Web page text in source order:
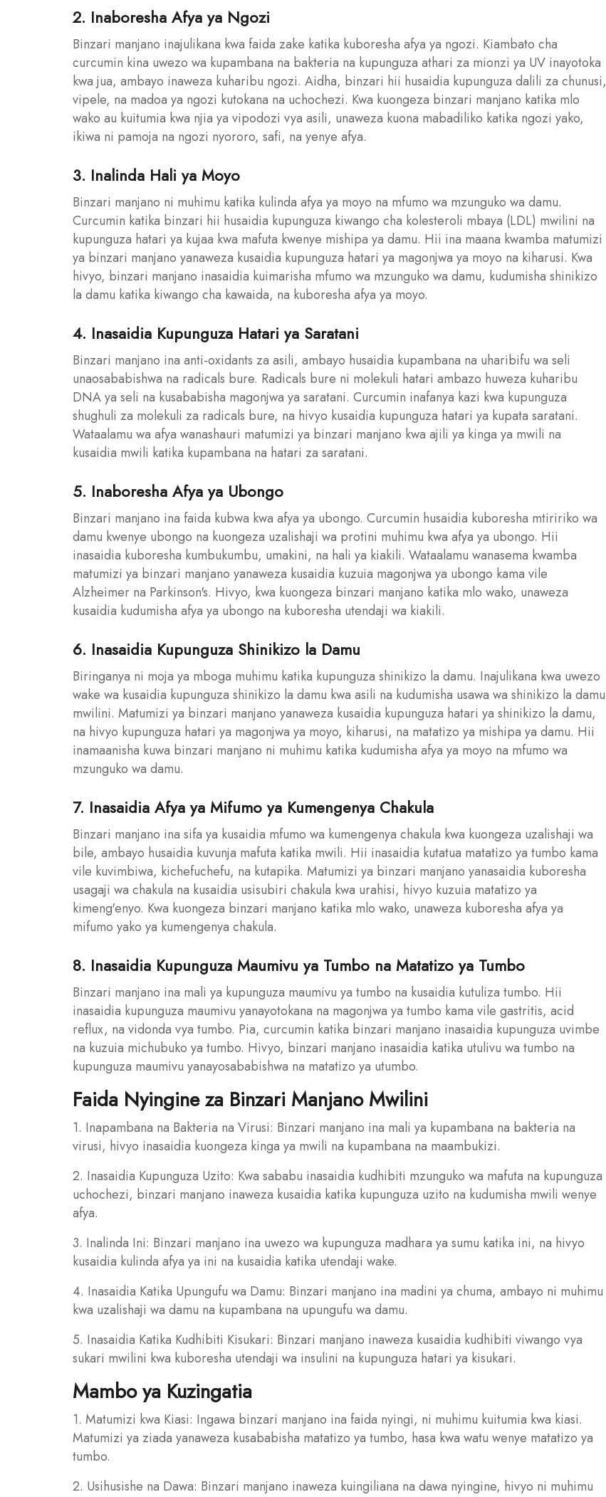
2. Inaboresha Afya ya Ngozi
Binzari manjano inajulikana kwa faida zake katika kuboresha afya ya ngozi. Kiambato cha
curcumin kina uwezo wa kupambana na bakteria na kupunguza athari za mionzi ya UV inayotoka
kwa jua, ambayo inaweza kuharibu ngozi. Aidha, binzari hii husaidia kupunguza dalili za chunusi,
vipele, na madoa ya ngozi kutokana na uchochezi. Kwa kuongeza binzari manjano katika mlo
wako au kuitumia kwa njia ya vipodozi vya asili, unaweza kuona mabadiliko katika ngozi yako,
ikiwa ni pamoja na ngozi nyororo, safi, na yenye afya.
3. Inalinda Hali ya Moyo
Binzari manjano ni muhimu katika kulinda afya ya moyo na mfumo wa mzunguko wa damu.
Curcumin katika binzari hii husaidia kupunguza kiwango cha kolesteroli mbaya (LDL) mwilini na
kupunguza hatari ya kujaa kwa mafuta kwenye mishipa ya damu. Hii ina maana kwamba matumizi
ya binzari manjano yanaweza kusaidia kupunguza hatari ya magonjwa ya moyo na kiharusi. Kwa
hivyo, binzari manjano inasaidia kuimarisha mfumo wa mzunguko wa damu, kudumisha shinikizo
la damu katika kiwango cha kawaida, na kuboresha afya ya moyo.
4. Inasaidia Kupunguza Hatari ya Saratani
Binzari manjano ina anti-oxidants za asili, ambayo husaidia kupambana na uharibifu wa seli
unaosababishwa na radicals bure. Radicals bure ni molekuli hatari ambazo huweza kuharibu
DNA ya seli na kusababisha magonjwa ya saratani. Curcumin inafanya kazi kwa kupunguza
shughuli za molekuli za radicals bure, na hivyo kusaidia kupunguza hatari ya kupata saratani.
Wataalamu wa afya wanashauri matumizi ya binzari manjano kwa ajili ya kinga ya mwili na
kusaidia mwili katika kupambana na hatari za saratani.
5. Inaboresha Afya ya Ubongo
Binzari manjano ina faida kubwa kwa afya ya ubongo. Curcumin husaidia kuboresha mtiririko wa
damu kwenye ubongo na kuongeza uzalishaji wa protini muhimu kwa afya ya ubongo. Hii
inasaidia kuboresha kumbukumbu, umakini, na hali ya kiakili. Wataalamu wanasema kwamba
matumizi ya binzari manjano yanaweza kusaidia kuzuia magonjwa ya ubongo kama vile
Alzheimer na Parkinson's. Hivyo, kwa kuongeza binzari manjano katika mlo wako, unaweza
kusaidia kudumisha afya ya ubongo na kuboresha utendaji wa kiakili.
6. Inasaidia Kupunguza Shinikizo la Damu
Biringanya ni moja ya mboga muhimu katika kupunguza shinikizo la damu. Inajulikana kwa uwezo
wake wa kusaidia kupunguza shinikizo la damu kwa asili na kudumisha usawa wa shinikizo la damu
mwilini. Matumizi ya binzari manjano yanaweza kusaidia kupunguza hatari ya shinikizo la damu,
na hivyo kupunguza hatari ya magonjwa ya moyo, kiharusi, na matatizo ya mishipa ya damu. Hii
inamaanisha kuwa binzari manjano ni muhimu katika kudumisha afya ya moyo na mfumo wa
mzunguko wa damu.
7. Inasaidia Afya ya Mifumo ya Kumengenya Chakula
Binzari manjano ina sifa ya kusaidia mfumo wa kumengenya chakula kwa kuongeza uzalishaji wa
bile, ambayo husaidia kuvunja mafuta katika mwili. Hii inasaidia kutatua matatizo ya tumbo kama
vile kuvimbiwa, kichefuchefu, na kutapika. Matumizi ya binzari manjano yanasaidia kuboresha
usagaji wa chakula na kusaidia usisubiri chakula kwa urahisi, hivyo kuzuia matatizo ya
kimeng'enyo. Kwa kuongeza binzari manjano katika mlo wako, unaweza kuboresha afya ya
mifumo yako ya kumengenya chakula.
8. Inasaidia Kupunguza Maumivu ya Tumbo na Matatizo ya Tumbo
Binzari manjano ina mali ya kupunguza maumivu ya tumbo na kusaidia kutuliza tumbo. Hii
inasaidia kupunguza maumivu yanayotokana na magonjwa ya tumbo kama vile gastritis, acid
reflux, na vidonda vya tumbo. Pia, curcumin katika binzari manjano inasaidia kupunguza uvimbe
na kuzuia michubuko ya tumbo. Hivyo, binzari manjano inasaidia katika utulivu wa tumbo na
kupunguza maumivu yanayosababishwa na matatizo ya utumbo.
Faida Nyingine za Binzari Manjano Mwilini
1. Inapambana na Bakteria na Virusi: Binzari manjano ina mali ya kupambana na bakteria na
virusi, hivyo inasaidia kuongeza kinga ya mwili na kupambana na maambukizi.
2. Inasaidia Kupunguza Uzito: Kwa sababu inasaidia kudhibiti mzunguko wa mafuta na kupunguza
uchochezi, binzari manjano inaweza kusaidia katika kupunguza uzito na kudumisha mwili wenye
afya.
3. Inalinda Ini: Binzari manjano ina uwezo wa kupunguza madhara ya sumu katika ini, na hivyo
kusaidia kulinda afya ya ini na kusaidia katika utendaji wake.
4. Inasaidia Katika Upungufu wa Damu: Binzari manjano ina madini ya chuma, ambayo ni muhimu
kwa uzalishaji wa damu na kupambana na upungufu wa damu.
5. Inasaidia Katika Kudhibiti Kisukari: Binzari manjano inaweza kusaidia kudhibiti viwango vya
sukari mwilini kwa kuboresha utendaji wa insulini na kupunguza hatari ya kisukari.
Mambo ya Kuzingatia
1. Matumizi kwa Kiasi: Ingawa binzari manjano ina faida nyingi, ni muhimu kuitumia kwa kiasi.
Matumizi ya ziada yanaweza kusababisha matatizo ya tumbo, hasa kwa watu wenye matatizo ya
tumbo.
2. Usihusishe na Dawa: Binzari manjano inaweza kuingiliana na dawa nyingine, hivyo ni muhimu